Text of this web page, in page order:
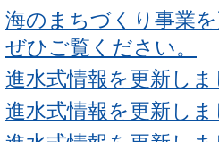
海のまちづくり事業
ぜひご覧ください。
進水式情報を更新し
進水式情報を更新し